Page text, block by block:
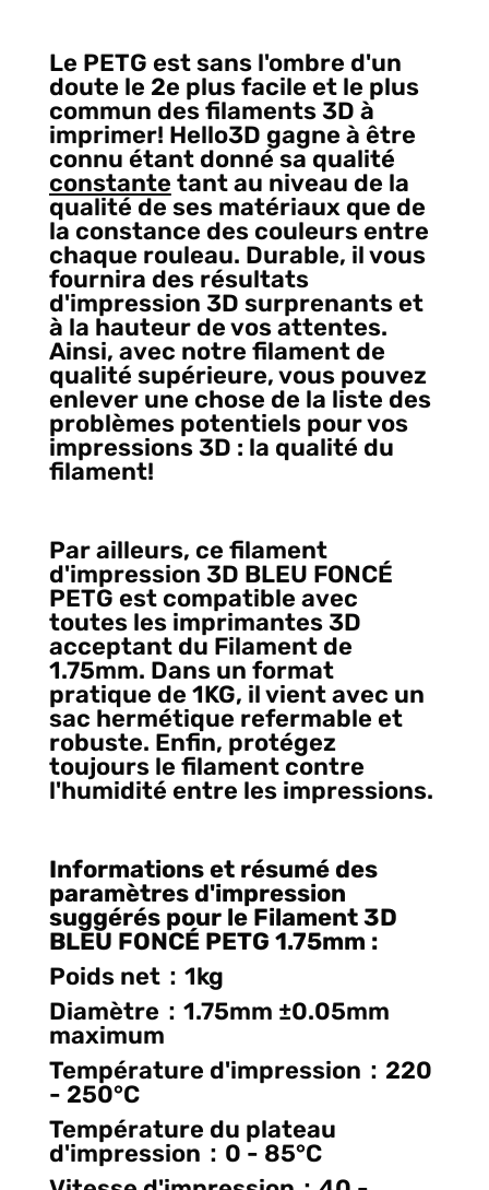
Le PETG est sans l'ombre d'un
doute le 2e plus facile et le plus
commun des filaments 3D à
imprimer! Hello3D gagne à être
connu étant donné sa qualité
constante tant au niveau de la
qualité de ses matériaux que de
la constance des couleurs entre
chaque rouleau. Durable, il vous
fournira des résultats
d'impression 3D surprenants et
à la hauteur de vos attentes.
Ainsi, avec notre filament de
qualité supérieure, vous pouvez
enlever une chose de la liste des
problèmes potentiels pour vos
impressions 3D : la qualité du
filament!
Par ailleurs, ce filament
d'impression 3D BLEU FONCÉ
PETG est compatible avec
toutes les imprimantes 3D
acceptant du Filament de
1.75mm. Dans un format
pratique de 1KG, il vient avec un
sac hermétique refermable et
robuste. Enfin, protégez
toujours le filament contre
l'humidité entre les impressions.
Informations et résumé des
paramètres d'impression
suggérés pour le Filament 3D
BLEU FONCÉ PETG 1.75mm :
Poids net：1kg
Diamètre：1.75mm ±0.05mm
maximum
Température d'impression：220
- 250°C
Température du plateau
d'impression：0 - 85°C